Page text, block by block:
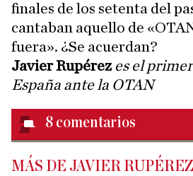
finales de los setenta del
cantaban aquello de
fuera». ¿Se acuerdan?
Javier Rupérezes el
España ante la OTAN
8 comentarios
MÁS DE JAVIER RUPÉREZ